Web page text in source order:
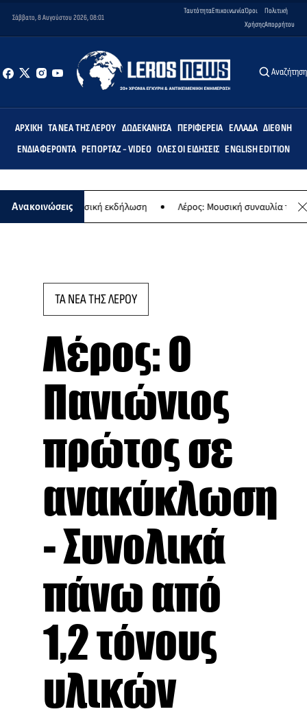
Σάββατο, 8 Αυγούστου 2026, 08:01
ΤαυτότηταΕπικοινωνίαΌροι
Χρήσης
Πολιτική
Απορρήτου
Αναζήτηση
ΑΡΧΙΚΉ ΤΑ ΝΈΑ ΤΗΣ ΛΈΡΟΥ ΔΩΔΕΚΆΝΗΣΑ ΠΕΡΙΦΈΡΕΙΑ ΕΛΛΆΔΑ ΔΙΕΘΝΉ
ΕΝΔΙΑΦΈΡΟΝΤΑ ΡΕΠΟΡΤΆΖ - VIDEO ΌΛΕΣ ΟΙ ΕΙΔΉΣΕΙΣ ENGLISH EDITION
Ανακοινώσεις
- Μουσική εκδήλωση Λέρος: Μουσική συναυλία των
ΤΑ ΝΕΑ ΤΗΣ ΛΕΡΟΥ
Λέρος: Ο
Πανιώνιος
πρώτος σε
ανακύκλωση
- Συνολικά
πάνω από
1,2 τόνους
υλικών